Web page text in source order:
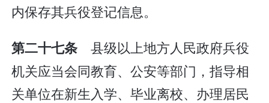
内保存其兵役登记信息。
第二十七条县级以上地方人民政府兵役
机关应当会同教育、公安等部门，指导相
关单位在新生入学、毕业离校、办理居民